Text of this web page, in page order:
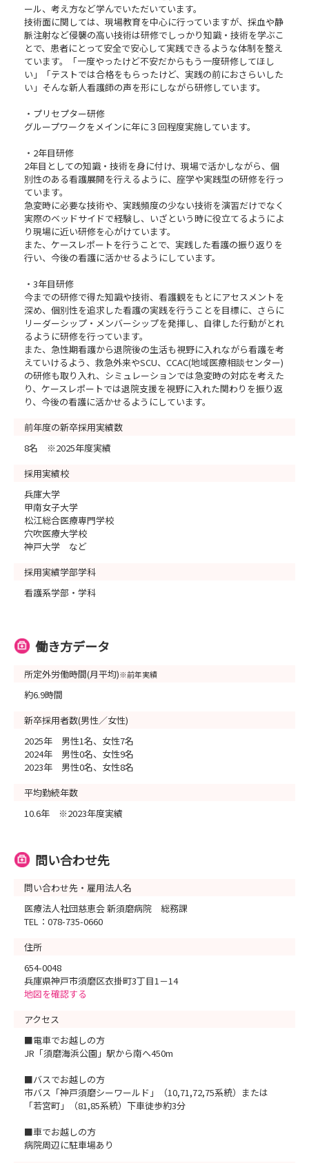
ール、考え方など学んでいただいています。
技術面に関しては、現場教育を中心に行っていますが、採血や静
脈注射など侵襲の高い技術は研修でしっかり知識・技術を学ぶこ
とで、患者にとって安全で安心して実践できるような体制を整え
ています。「一度やったけど不安だからもう一度研修してほし
い」「テストでは合格をもらったけど、実践の前におさらいした
い」そんな新人看護師の声を形にしながら研修しています。
・プリセプター研修
グループワークをメインに年に３回程度実施しています。
・2年目研修
2年目としての知識・技術を身に付け、現場で活かしながら、個
別性のある看護展開を行えるように、座学や実践型の研修を行っ
ています。
急変時に必要な技術や、実践頻度の少ない技術を演習だけでなく
実際のベッドサイドで経験し、いざという時に役立てるようによ
り現場に近い研修を心がけています。
また、ケースレポートを行うことで、実践した看護の振り返りを
行い、今後の看護に活かせるようにしています。
・3年目研修
今までの研修で得た知識や技術、看護観をもとにアセスメントを
深め、個別性を追求した看護の実践を行うことを目標に、さらに
リーダーシップ・メンバーシップを発揮し、自律した行動がとれ
るように研修を行っています。
また、急性期看護から退院後の生活も視野に入れながら看護を考
えていけるよう、救急外来やSCU、CCAC(地域医療相談センター)
の研修も取り入れ、シミュレーションでは急変時の対応を考えた
り、ケースレポートでは退院支援を視野に入れた関わりを振り返
り、今後の看護に活かせるようにしています。
前年度の新卒採用実績数
8名 ※2025年度実績
採用実績校
兵庫大学
甲南女子大学
松江総合医療専門学校
穴吹医療大学校
神戸大学 など
採用実績学部学科
看護系学部・学科
働き方データ
所定外労働時間(月平均)※前年実績
約6.9時間
新卒採用者数(男性／女性)
2025年 男性1名、女性7名
2024年 男性0名、女性9名
2023年 男性0名、女性8名
平均勤続年数
10.6年 ※2023年度実績
問い合わせ先
問い合わせ先・雇用法人名
医療法人社団慈恵会 新須磨病院 総務課
TEL：078-735-0660
住所
654-0048
兵庫県神戸市須磨区衣掛町3丁目1－14
地図を確認する
アクセス
■電車でお越しの方
JR「須磨海浜公園」駅から南へ450m
■バスでお越しの方
市バス「神戸須磨シーワールド」（10,71,72,75系統）または
「若宮町」（81,85系統）下車徒歩約3分
■車でお越しの方
病院周辺に駐車場あり